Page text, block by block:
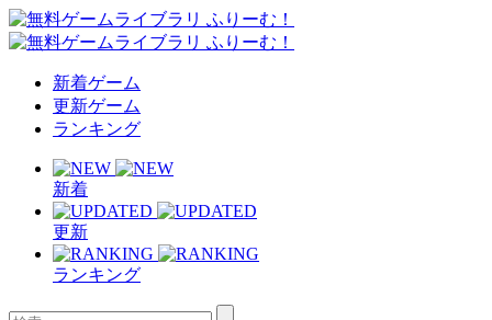
新着ゲーム
更新ゲーム
ランキング
新着
更新
ランキング